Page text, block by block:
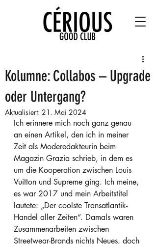
Kolumne: Collabos – Upgrade
oder Untergang?
Aktualisiert: 21. Mai 2024
Ich erinnere mich noch ganz genau
an einen Artikel, den ich in meiner
Zeit als Moderedakteurin beim
Magazin Grazia schrieb, in dem es
um die Kooperation zwischen Louis
Vuitton und Supreme ging. Ich meine,
es war 2017 und mein Arbeitstitel
lautete: „Der coolste Transatlantik-
Handel aller Zeiten“. Damals waren
Zusammenarbeiten zwischen
Streetwear-Brands nichts Neues, doch